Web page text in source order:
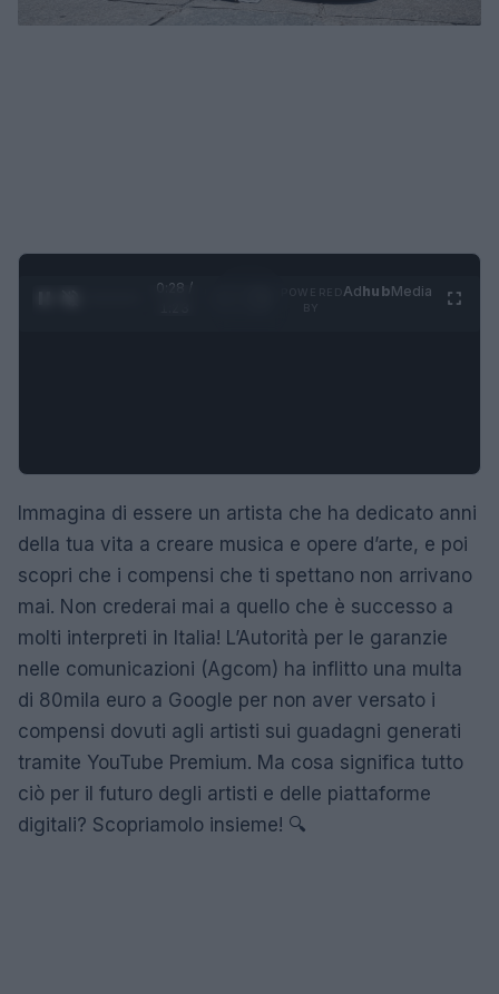
0:29 /
AdhubMedia
Immagina di essere un artista che ha dedicato anni
della tua vita a creare musica e opere d’arte, e poi
scopri che i compensi che ti spettano non arrivano
mai. Non crederai mai a quello che è successo a
molti interpreti in Italia! L’Autorità per le garanzie
nelle comunicazioni (Agcom) ha inflitto una multa
di 80mila euro a Google per non aver versato i
compensi dovuti agli artisti sui guadagni generati
tramite YouTube Premium. Ma cosa significa tutto
ciò per il futuro degli artisti e delle piattaforme
digitali? Scopriamolo insieme! 🔍